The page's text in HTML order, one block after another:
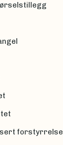
forstyrrelse